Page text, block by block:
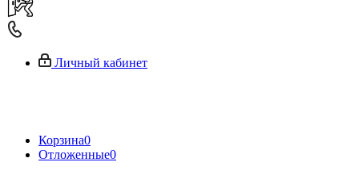
Личный кабинет
Корзина0
Отложенные0